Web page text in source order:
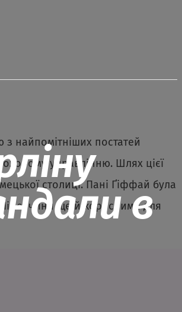
в
з найпомітніших постатей
управлінню. Шлях цієї
столиці. Пані Ґіффай була
Німеччини ще й корисними для